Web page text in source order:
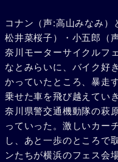
コナン（声:高山みなみ）
松井菜桜子）・小五郎（
奈川モーターサイクルフ
なとみらいに、バイク好
かっていたところ、暴走
乗せた車を飛び越えてい
奈川県警交通機動隊の萩
っていった。激しいカー
し、あと一歩のところで
ンたちが横浜のフェス会